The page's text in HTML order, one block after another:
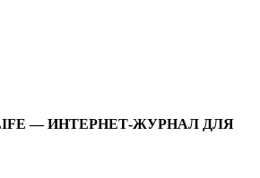
LIFE — ИНТЕРНЕТ-ЖУРНАЛ ДЛЯ